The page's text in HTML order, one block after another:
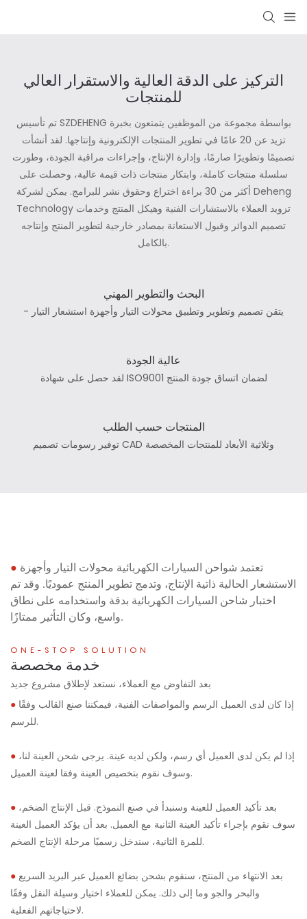
التركيز على الدقة العالية والاستقرار العالي
للمنتجات
تم تأسيس SZDEHENG بواسطة مجموعة من الموظفين يتمتعون بخبرة
تزيد عن 20 عامًا في تطوير المنتجات الإلكترونية وإنتاجها. لقد أنشأت
تصميمًا وتطويرًا صارمًا، وإدارة الإنتاج، وإجراءات مراقبة الجودة، وطورت
سلسلة منتجات كاملة، وابتكار منتجات ذات قيمة عالية، وحصلت على
أكثر من 30 براءة اختراع وحقوق نشر للبرامج. يمكن لشركة Deheng
Technology تزويد العملاء بالاستشارات الفنية وهيكل المنتج وخدمات
تصميم الدوائر وقبول الاستعانة بمصادر خارجية لتطوير المنتج وإنتاجه
بالكامل.
البحث والتطوير المهني
- يتقن تصميم وتطوير وتطبيق محولات التيار وأجهزة استشعار التيار
عالية الجودة
لقد حصل على شهادة ISO9001 لضمان اتساق جودة المنتج
المنتجات حسب الطلب
توفير رسومات تصميم CAD وثلاثية الأبعاد للمنتجات المخصصة
● تعتمد شواحن السيارات الكهربائية محولات التيار وأجهزة
الاستشعار الحالية ذاتية الإنتاج، وتدمج تطوير المنتج عموديًا. وقد تم
اختبار شاحن السيارات الكهربائية بدقة واستخدامه على نطاق
واسع، وكان التأثير ممتازًا.
ONE-STOP SOLUTION
خدمة مخصصة
بعد التفاوض مع العملاء، نستعد لإطلاق مشروع جديد
● إذا كان لدى العميل الرسم والمواصفات الفنية، فيمكننا صنع القالب وفقًا
للرسم.
● إذا لم يكن لدى العميل أي رسم، ولكن لديه عينة. يرجى شحن العينة لنا،
وسوف نقوم بتخصيص العينة وفقا لعينة العميل.
● بعد تأكيد العميل للعينة وسنبدأ في صنع النموذج. قبل الإنتاج الضخم،
سوف نقوم بإجراء تأكيد العينة الثانية مع العميل. بعد أن يؤكد العميل العينة
للمرة الثانية، سندخل رسميًا مرحلة الإنتاج الضخم.
● بعد الانتهاء من المنتج، سنقوم بشحن بضائع العميل عبر البريد السريع
والبحر والجو وما إلى ذلك. يمكن للعملاء اختيار وسيلة النقل وفقًا
لاحتياجاتهم الفعلية.